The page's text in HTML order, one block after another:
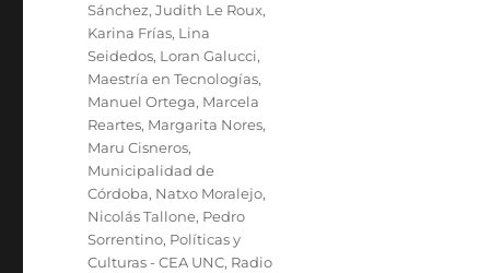
Sánchez,Judith Le Roux,
Karina Frías, Lina
Seidedos, Loran Galucci,
Maestría en Tecnologías,
Manuel Ortega, Marcela
Reartes, Margarita Nores,
Maru Cisneros,
Municipalidad de
Córdoba, Natxo Moralejo,
Nicolás Tallone, Pedro
Sorrentino, Políticas y
Culturas - CEA UNC, Radio